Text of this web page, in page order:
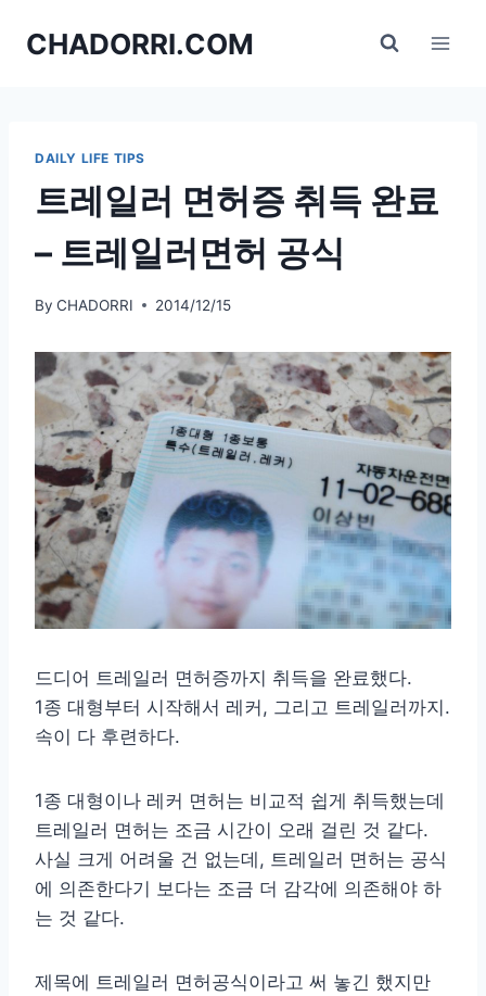
CHADORRI.COM
DAILY LIFE TIPS
트레일러 면허증 취득 완료
– 트레일러면허 공식
By CHADORRI 2014/12/15
드디어 트레일러 면허증까지 취득을 완료했다.
1종 대형부터 시작해서 레커, 그리고 트레일러까지.
속이 다 후련하다.
1종 대형이나 레커 면허는 비교적 쉽게 취득했는데
트레일러 면허는 조금 시간이 오래 걸린 것 같다.
사실 크게 어려울 건 없는데, 트레일러 면허는 공식
에 의존한다기 보다는 조금 더 감각에 의존해야 하
는 것 같다.
제목에 트레일러 면허공식이라고 써 놓긴 했지만